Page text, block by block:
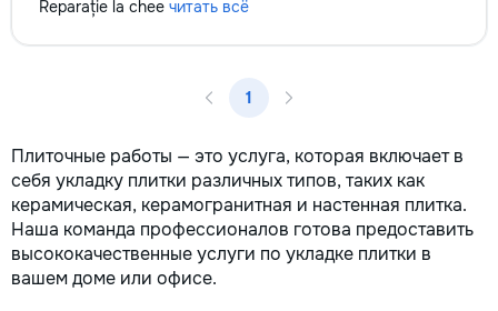
la fiecare detaliu. Contactați-ne
pentru o consultație gratuită și un
+373 603 31 178 Viber | WhatsApp
| Telegram Disponibili zilnic pentru
gratuit Consultanță profesională
Soluții pentru orice buget
Reparații executate la timp și cu
responsabilitate. Transformăm
ideile în locuințe confortabile,
moderne și funcționale! Calitatea
noastră – liniștea și confortul
Reparație la chee читать всё
1
Плиточные работы — это услуга, которая включает в
себя укладку плитки различных типов, таких как
керамическая, керамогранитная и настенная плитка.
Наша команда профессионалов готова предоставить
высококачественные услуги по укладке плитки в
вашем доме или офисе.